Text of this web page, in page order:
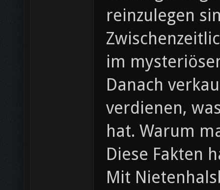
reinzulegen
im
Danach
verdienen,
hat. Warum
Diese Fakten
Mit